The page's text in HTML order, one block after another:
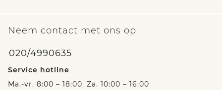
Neem contact met ons op
020/4990635
Service hotline
Ma.-vr. 8:00 – 18:00, Za. 10:00 – 16:00